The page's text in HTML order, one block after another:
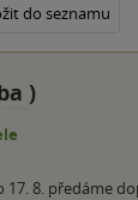
do seznamu
)
17. 8. předáme